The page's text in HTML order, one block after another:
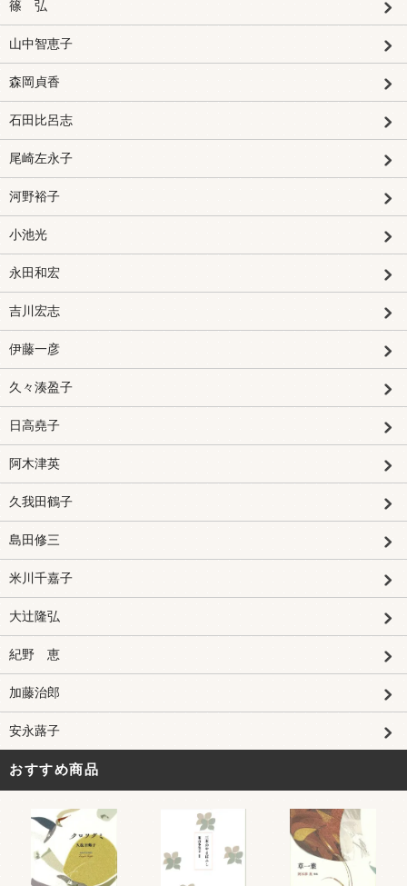
篠 弘
山中智恵子
森岡貞香
石田比呂志
尾崎左永子
河野裕子
小池光
永田和宏
吉川宏志
伊藤一彦
久々湊盈子
日高堯子
阿木津英
久我田鶴子
島田修三
米川千嘉子
大辻隆弘
紀野 恵
加藤治郎
安永蕗子
おすすめ商品